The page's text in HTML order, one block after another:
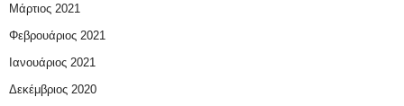
Μάρτιος 2021
Φεβρουάριος 2021
Ιανουάριος 2021
Δεκέμβριος 2020